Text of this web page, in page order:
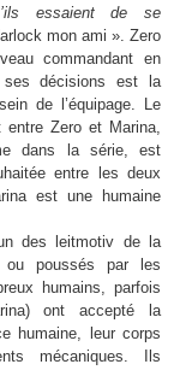
essaient de se
mon ami ». Zero
commandant en
ses décisions est la
de l’équipage. Le
Zero et Marina,
dans la série, est
entre les deux
est une humaine
des leitmotiv de la
ou poussés par les
humains, parfois
ont accepté la
humaine, leur corps
mécaniques. Ils